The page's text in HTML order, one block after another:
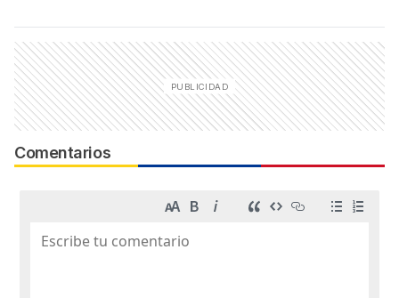
Comentarios